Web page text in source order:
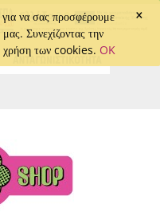
×
να σας προσφέρουμε
Συνεχίζοντας την
χρήση των cookies. OK